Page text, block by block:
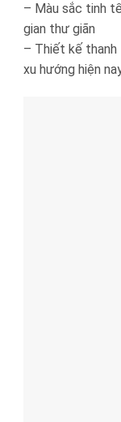
– Màu sắc tinh
gian thư giãn
– Thiết kế thanh
xu hướng hiện